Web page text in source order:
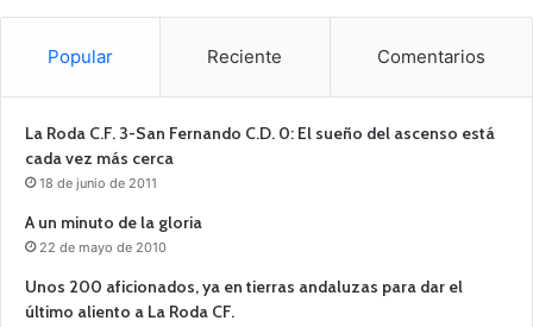
Popular Reciente Comentarios
La Roda C.F. 3-San Fernando C.D. 0: El sueño del ascenso está
cada vez más cerca
18 de junio de 2011
A un minuto de la gloria
22 de mayo de 2010
Unos 200 aficionados, ya en tierras andaluzas para dar el
último aliento a La Roda CF.